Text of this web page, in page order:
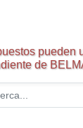
pueden
de